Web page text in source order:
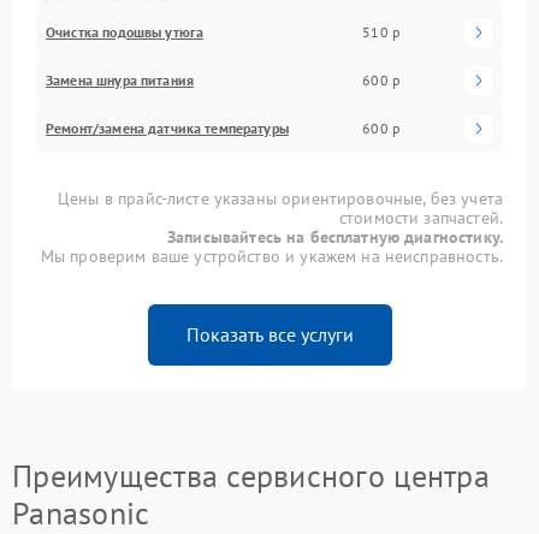
Очистка подошвы утюга 510 р
Замена шнура питания 600 р
Ремонт/замена датчика температуры 600 р
Цены в прайс-листе указаны ориентировочные, без учета
стоимости запчастей.
Записывайтесь на бесплатную диагностику.
Мы проверим ваше устройство и укажем на неисправность.
Показать все услуги
Преимущества сервисного центра
Panasonic